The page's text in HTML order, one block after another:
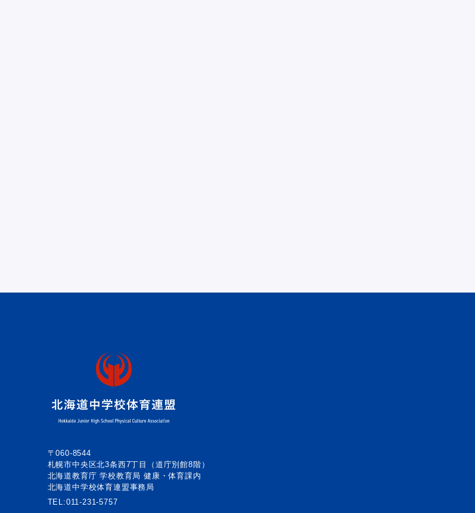
〒060-8544
札幌市中央区北3条西7丁目（道庁別館8階）
北海道教育庁 学校教育局 健康・体育課内
北海道中学校体育連盟事務局
TEL:011-231-5757